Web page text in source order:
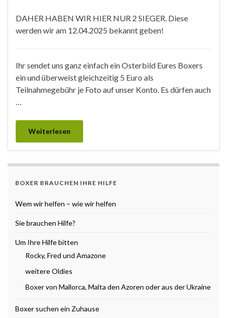
DAHER HABEN WIR HIER NUR 2 SIEGER. Diese
werden wir am 12.04.2025 bekannt geben!
Ihr sendet uns ganz einfach ein Osterbild Eures Boxers
ein und überweist gleichzeitig 5 Euro als
Teilnahmegebühr je Foto auf unser Konto. Es dürfen auch
…
Weiterlesen
BOXER BRAUCHEN IHRE HILFE
Wem wir helfen – wie wir helfen
Sie brauchen Hilfe?
Um Ihre Hilfe bitten
Rocky, Fred und Amazone
weitere Oldies
Boxer von Mallorca, Malta den Azoren oder aus der Ukraine
Boxer suchen ein Zuhause